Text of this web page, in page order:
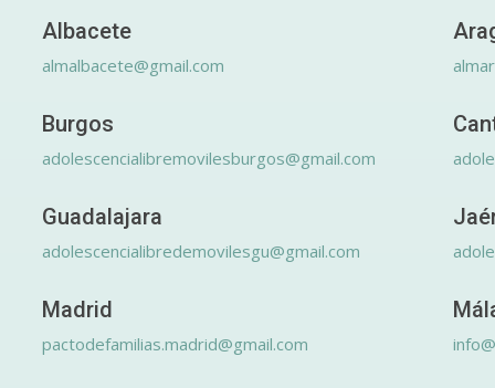
Albacete
almalbacete@gmail.com
Burgos
adolescencialibremovilesburgos@gmail.com
Guadalajara
adolescencialibredemovilesgu@gmail.com
Madrid
pactodefamilias.madrid@gmail.com